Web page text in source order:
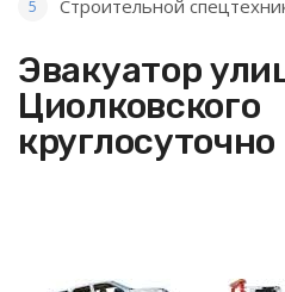
Строительной
Эвакуатор
Циолковского